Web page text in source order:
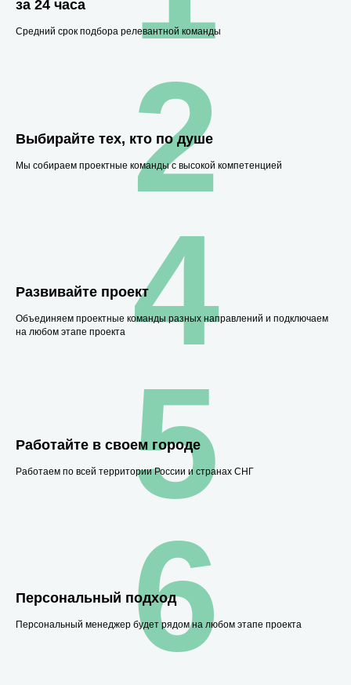
за 24 часа
Средний срок подбора релевантной команды
Выбирайте тех, кто по душе
Мы собираем проектные команды с высокой компетенцией
2
Развивайте проект
Объединяем проектные команды разных направлений и подключаем
на любом этапе проекта
4
Работайте в своем городе
Работаем по всей территории России и странах СНГ
5
Персональный подход
Персональный менеджер будет рядом на любом этапе проекта
6